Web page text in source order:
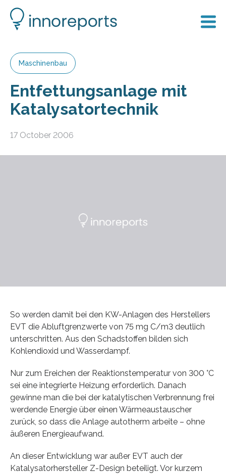
Maschinenbau
Entfettungsanlage mit
Katalysatortechnik
17 October 2006
So werden damit bei den KW-Anlagen des Herstellers
EVT die Abluftgrenzwerte von 75 mg C/m3 deutlich
unterschritten. Aus den Schadstoffen bilden sich
Kohlendioxid und Wasserdampf.
Nur zum Ereichen der Reaktionstemperatur von 300 °C
sei eine integrierte Heizung erforderlich. Danach
gewinne man die bei der katalytischen Verbrennung frei
werdende Energie über einen Wärmeaustauscher
zurück, so dass die Anlage autotherm arbeite – ohne
äußeren Energieaufwand.
An dieser Entwicklung war außer EVT auch der
Katalysatorhersteller Z-Design beteiligt. Vor kurzem